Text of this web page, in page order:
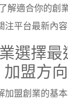
解適合你的創
注平台最新內容
選擇
加盟方向
加盟創業的基